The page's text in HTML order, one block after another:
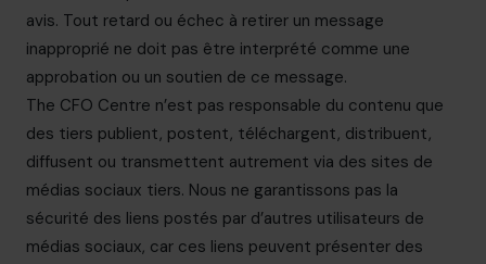
avis. Tout retard ou échec à retirer un message
inapproprié ne doit pas être interprété comme une
approbation ou un soutien de ce message.
The CFO Centre n’est pas responsable du contenu que
des tiers publient, postent, téléchargent, distribuent,
diffusent ou transmettent autrement via des sites de
médias sociaux tiers. Nous ne garantissons pas la
sécurité des liens postés par d’autres utilisateurs de
médias sociaux, car ces liens peuvent présenter des